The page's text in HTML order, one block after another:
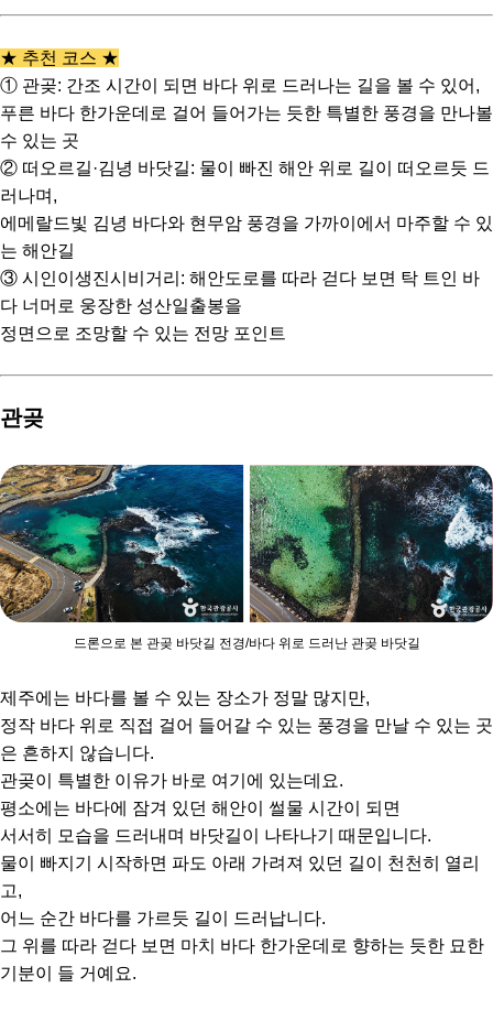
★ 추천 코스 ★
① 관곶: 간조 시간이 되면 바다 위로 드러나는 길을 볼 수 있어,
푸른 바다 한가운데로 걸어 들어가는 듯한 특별한 풍경을 만나볼
수 있는 곳
② 떠오르길·김녕 바닷길: 물이 빠진 해안 위로 길이 떠오르듯 드
러나며,
에메랄드빛 김녕 바다와 현무암 풍경을 가까이에서 마주할 수 있
는 해안길
③ 시인이생진시비거리: 해안도로를 따라 걷다 보면 탁 트인 바
다 너머로 웅장한 성산일출봉을
정면으로 조망할 수 있는 전망 포인트
관곶
드론으로 본 관곶 바닷길 전경/바다 위로 드러난 관곶 바닷길
제주에는 바다를 볼 수 있는 장소가 정말 많지만,
정작 바다 위로 직접 걸어 들어갈 수 있는 풍경을 만날 수 있는 곳
은 흔하지 않습니다.
관곶이 특별한 이유가 바로 여기에 있는데요.
평소에는 바다에 잠겨 있던 해안이 썰물 시간이 되면
서서히 모습을 드러내며 바닷길이 나타나기 때문입니다.
물이 빠지기 시작하면 파도 아래 가려져 있던 길이 천천히 열리
고,
어느 순간 바다를 가르듯 길이 드러납니다.
그 위를 따라 걷다 보면 마치 바다 한가운데로 향하는 듯한 묘한
기분이 들 거예요.